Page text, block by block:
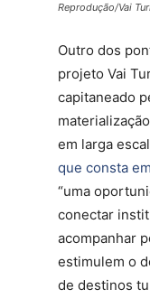
Reprodução/Vai
Outro dos
projeto Vai
capitaneado
em larga
que consta
“uma
conectar
acompanhar
estimulem o
de destinos